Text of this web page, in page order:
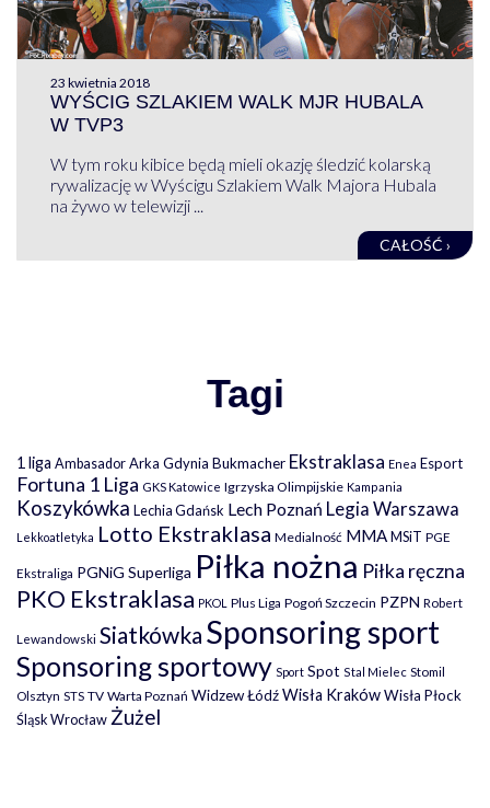
23 kwietnia 2018
WYŚCIG SZLAKIEM WALK MJR HUBALA
W TVP3
W tym roku kibice będą mieli okazję śledzić kolarską
rywalizację w Wyścigu Szlakiem Walk Majora Hubala
na żywo w telewizji ...
CAŁOŚĆ ›
Tagi
1 liga Ambasador Arka Gdynia Bukmacher Ekstraklasa Enea Esport
Fortuna 1 Liga GKS Katowice Igrzyska Olimpijskie Kampania
Koszykówka Lechia Gdańsk Lech Poznań Legia Warszawa
Lekkoatletyka Lotto Ekstraklasa Medialność MMAMSiT PGE
Ekstraliga PGNiG Superliga Piłka nożna Piłka ręczna
PKO Ekstraklasa PKOL Plus Liga Pogoń Szczecin PZPN Robert
Lewandowski Siatkówka Sponsoring sport
Sponsoring sportowy Sport Spot Stal Mielec Stomil
Olsztyn STS TV Warta Poznań Widzew ŁódźWisła KrakówWisła Płock
Śląsk Wrocław Żużel